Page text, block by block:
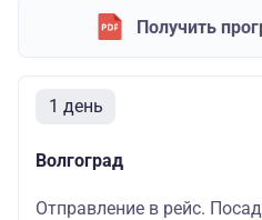
Получить
1 день
Волгоград
Отправление в рейс.